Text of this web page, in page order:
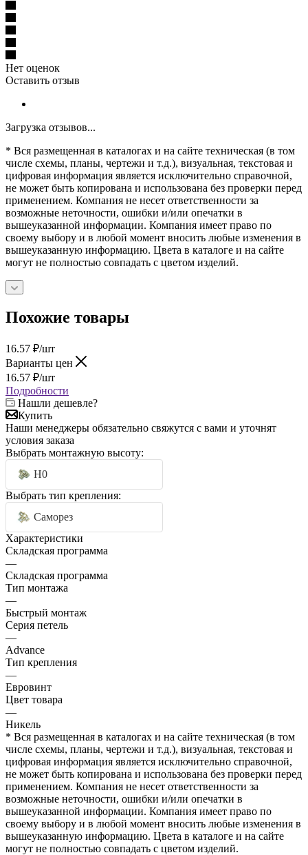
Нет оценок
Оставить отзыв
Загрузка отзывов...
* Вся размещенная в каталогах и на сайте техническая (в том
числе схемы, планы, чертежи и т.д.), визуальная, текстовая и
цифровая информация является исключительно справочной,
не может быть копирована и использована без проверки перед
применением. Компания не несет ответственности за
возможные неточности, ошибки и/или опечатки в
вышеуказанной информации. Компания имеет право по
своему выбору и в любой момент вносить любые изменения в
вышеуказанную информацию. Цвета в каталоге и на сайте
могут не полностью совпадать с цветом изделий.
Похожие товары
16.57 ₽/шт
Варианты цен
16.57 ₽/шт
Подробности
Нашли дешевле?
Купить
Наши менеджеры обязательно свяжутся с вами и уточнят
условия заказа
Выбрать монтажную высоту:
H0
Выбрать тип крепления:
Саморез
Характеристики
Складская программа
—
Складская программа
Тип монтажа
—
Быстрый монтаж
Серия петель
—
Advance
Тип крепления
—
Евровинт
Цвет товара
—
Никель
* Вся размещенная в каталогах и на сайте техническая (в том
числе схемы, планы, чертежи и т.д.), визуальная, текстовая и
цифровая информация является исключительно справочной,
не может быть копирована и использована без проверки перед
применением. Компания не несет ответственности за
возможные неточности, ошибки и/или опечатки в
вышеуказанной информации. Компания имеет право по
своему выбору и в любой момент вносить любые изменения в
вышеуказанную информацию. Цвета в каталоге и на сайте
могут не полностью совпадать с цветом изделий.